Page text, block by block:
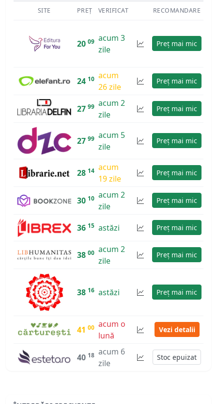
SITE PREȚ VERIFICAT RECOMANDARE
20 09 acum 3
zile
Preț mai mic
24 10 acum
26 zile
Preț mai mic
27 99 acum 2
zile
Preț mai mic
27 99 acum 5
zile
Preț mai mic
28 14 acum
19 zile
Preț mai mic
30 10 acum 2
zile
Preț mai mic
36 15 astăzi Preț mai mic
38 00 acum 2
zile
Preț mai mic
38 16 astăzi Preț mai mic
41 00 acum o
lună
Vezi detalii
40 18 acum 6
zile
Stoc epuizat